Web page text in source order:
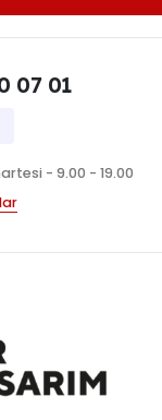
07 01
- 9.00 - 19.00